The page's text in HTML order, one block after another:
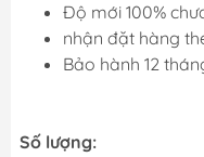
Độ mới 100%
nhận đặt hàng
Bảo hành 12
Số lượng: